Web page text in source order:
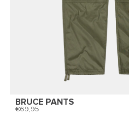
BRUCE PANTS
69,95